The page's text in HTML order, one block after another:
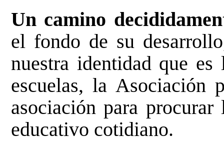
Un camino
el fondo de su
nuestra identidad que
escuelas, la
asociación para
educativo cotidiano.